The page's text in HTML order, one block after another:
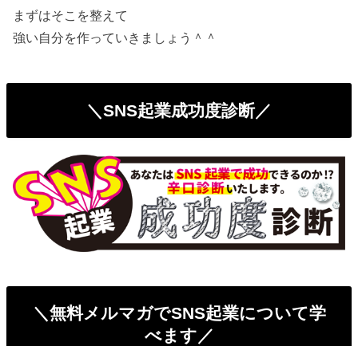
まずはそこを整えて
強い自分を作っていきましょう＾＾
＼SNS起業成功度診断／
＼無料メルマガでSNS起業について学
べます／